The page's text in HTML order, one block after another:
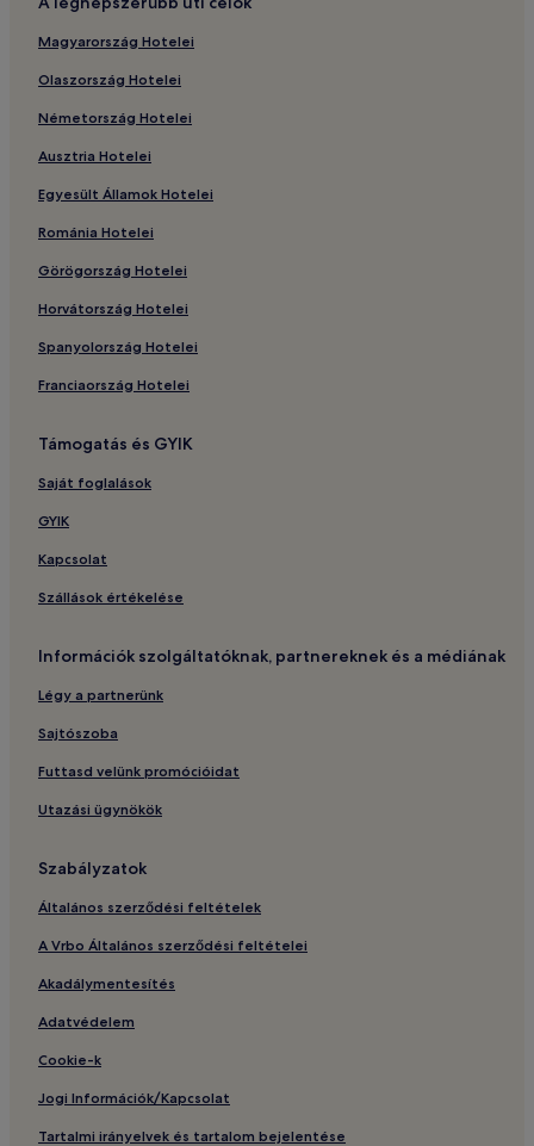
Magyarország Hotelei
Olaszország Hotelei
Németország Hotelei
Ausztria Hotelei
Egyesült Államok Hotelei
Románia Hotelei
Görögország Hotelei
Horvátország Hotelei
Spanyolország Hotelei
Franciaország Hotelei
Támogatás és GYIK
Saját foglalások
GYIK
Kapcsolat
Szállások értékelése
Információk szolgáltatóknak, partnereknek és a médiának
Légy a partnerünk
Sajtószoba
Futtasd velünk promócióidat
Utazási ügynökök
Szabályzatok
Általános szerződési feltételek
A Vrbo Általános szerződési feltételei
Akadálymentesítés
Adatvédelem
Cookie-k
Jogi Információk/Kapcsolat
Tartalmi irányelvek és tartalom bejelentése